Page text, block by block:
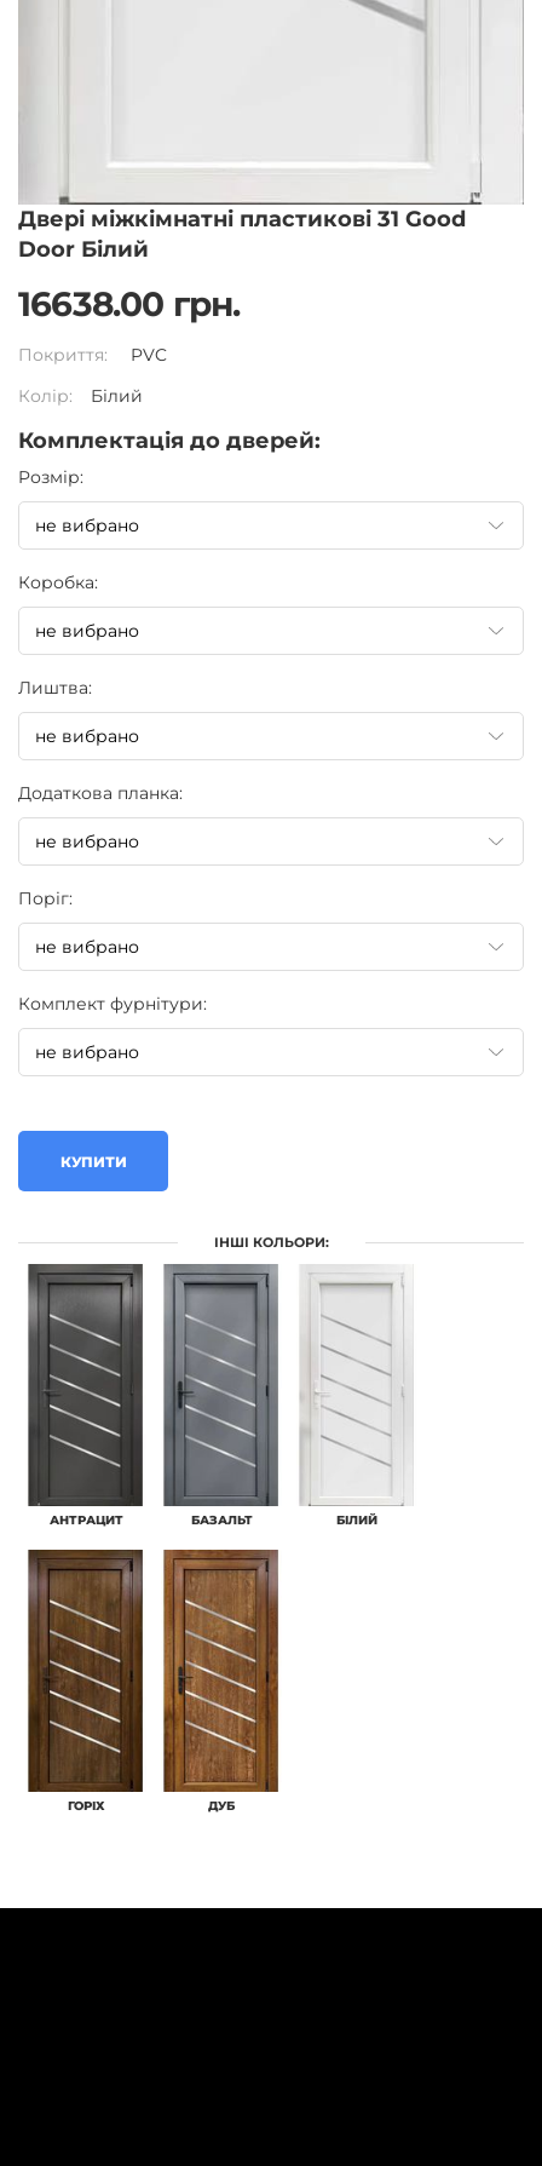
Двері міжкімнатні пластикові 31 Good
Door Білий
16638.00 грн.
Покриття:
PVC
Колір:
Білий
Комплектація до дверей:
Pозмір:
Коробка:
Лиштва:
Додаткова планка:
Поріг:
Комплект фурнітури:
КУПИТИ
ІНШІ КОЛЬОРИ:
АНТРАЦИТ БАЗАЛЬТ БІЛИЙ
ГОРІХ ДУБ